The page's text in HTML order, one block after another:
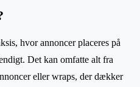
hvor annoncer placeres på
Det kan omfatte alt fra
eller wraps, der dækker